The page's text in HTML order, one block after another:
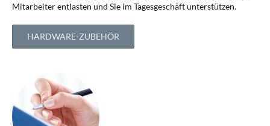
Mitarbeiter entlasten und Sie im Tagesgeschäft unterstützen.
HARDWARE-ZUBEHÖR